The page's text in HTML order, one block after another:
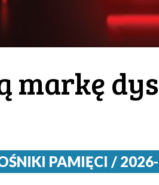
markę
PAMIĘCI /